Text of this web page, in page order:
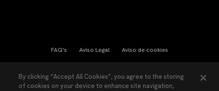
FAQ's Aviso Legal Aviso de cookies
Ley Transparencia Política de Privacidad
By clicking “Accept All Cookies”, you agree to the storing
of cookies on your device to enhance site navigation,